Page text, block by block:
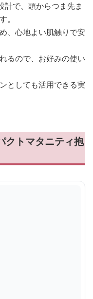
計で、頭からつま先ま
。
、心地よい肌触りで安
るので、お好みの使い
としても活用できる実
クトマタニティ抱